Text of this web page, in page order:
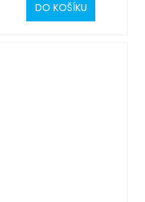
DO KOŠÍKU